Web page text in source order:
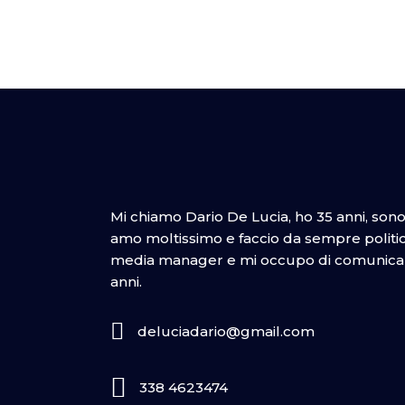
Mi chiamo Dario De Lucia, ho 35 anni,
amo moltissimo e faccio da sempre
media manager e mi occupo di
anni.
deluciadario@gmail.com
338 4623474